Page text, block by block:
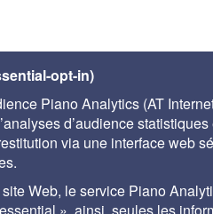
opt-in)
Piano Analytics (AT
d’audience statistiques
via une interface web
Web, le service Piano